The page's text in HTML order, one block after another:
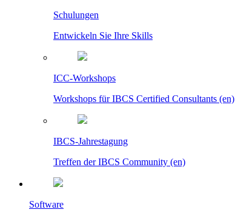
Schulungen
Entwickeln Sie Ihre Skills
ICC-Workshops
Workshops für IBCS Certified Consultants (en)
IBCS-Jahrestagung
Treffen der IBCS Community (en)
Software